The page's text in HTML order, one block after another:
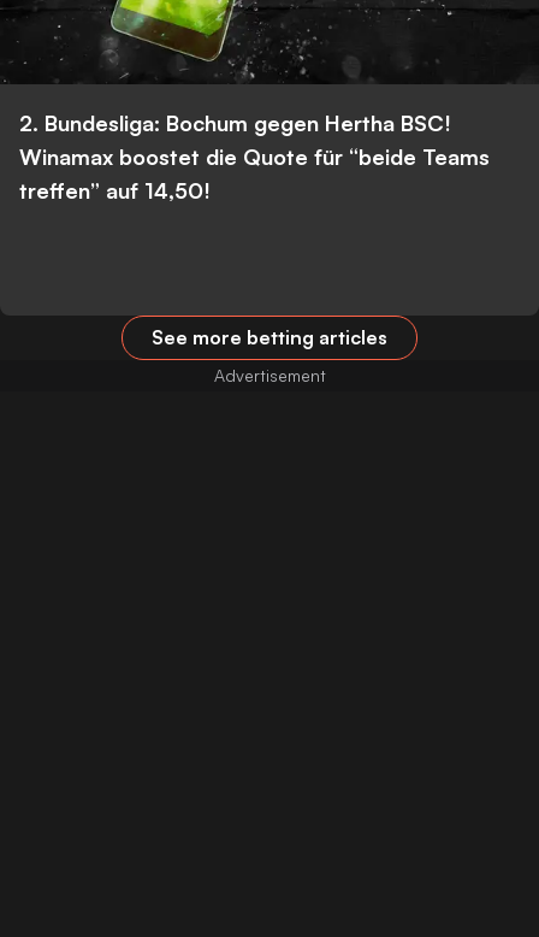
2. Bundesliga: Bochum gegen Hertha BSC!
Winamax boostet die Quote für “beide Teams
treffen” auf 14,50!
See more betting articles